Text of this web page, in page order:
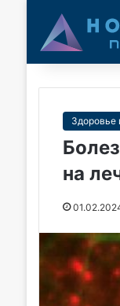
Здоровье
на